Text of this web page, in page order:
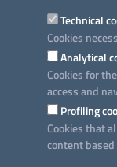
Technical
Cookies
Analytical
Cookies for
access and
Profiling
Cookies that
content